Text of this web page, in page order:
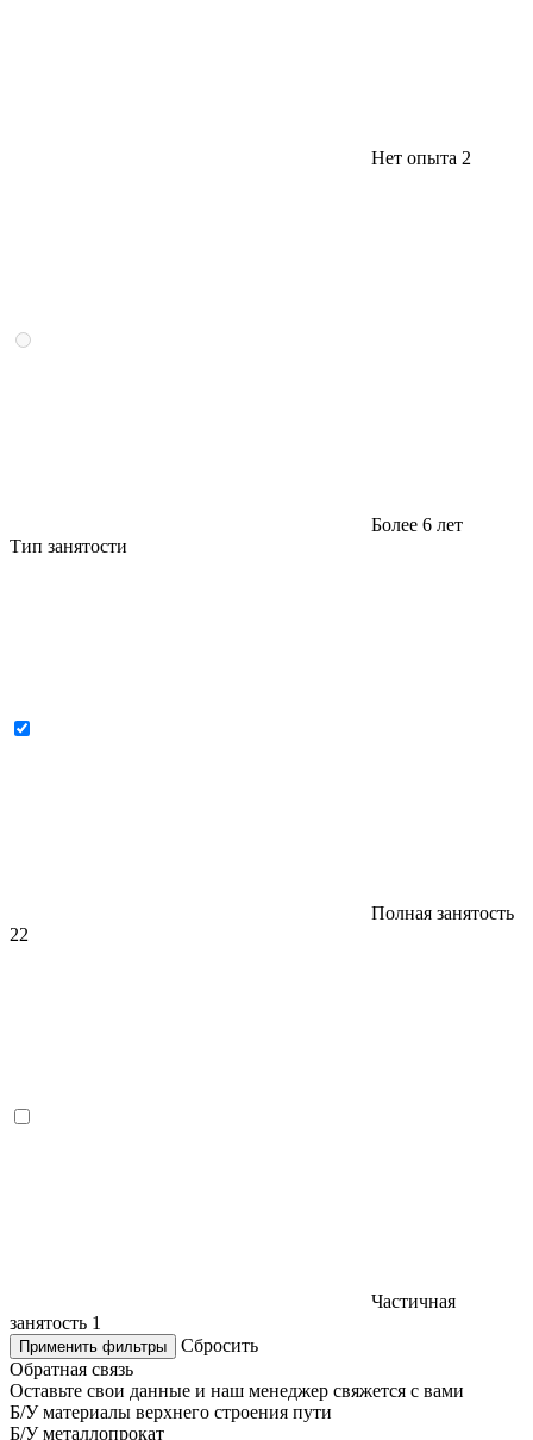
Нет опыта 2
Более 6 лет
Тип занятости
Полная занятость
22
Частичная
занятость 1
Применить фильтры
Сбросить
Обратная связь
Оставьте свои данные и наш менеджер свяжется с вами
Б/У материалы верхнего строения пути
Б/У металлопрокат